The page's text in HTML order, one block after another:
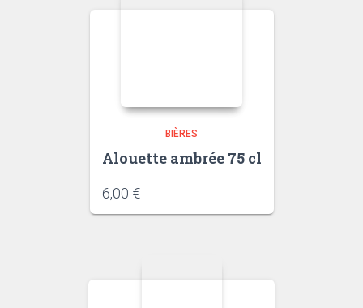
BIÈRES
Alouette ambrée 75 cl
6,00 €